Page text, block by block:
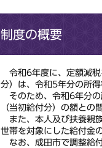
制度の概要
令和6年度に、定額減税
分）は、令和5年分の所
そのため、令和6年分の
（当初給付分）の額との
また、本人及び扶養親
世帯を対象にした給付金
なお、成田市で調整給